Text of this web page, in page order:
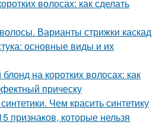
волосах: как сделать
Варианты стрижки каскад
основные виды и их
на коротких волосах: как
прическу
Чем красить синтетику
признаков, которые нельзя